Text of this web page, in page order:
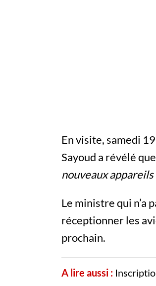
En visite, samedi
Sayoud a révélé
nouveaux
Le ministre qui n’a
réceptionner les
prochain.
A lire aussi :